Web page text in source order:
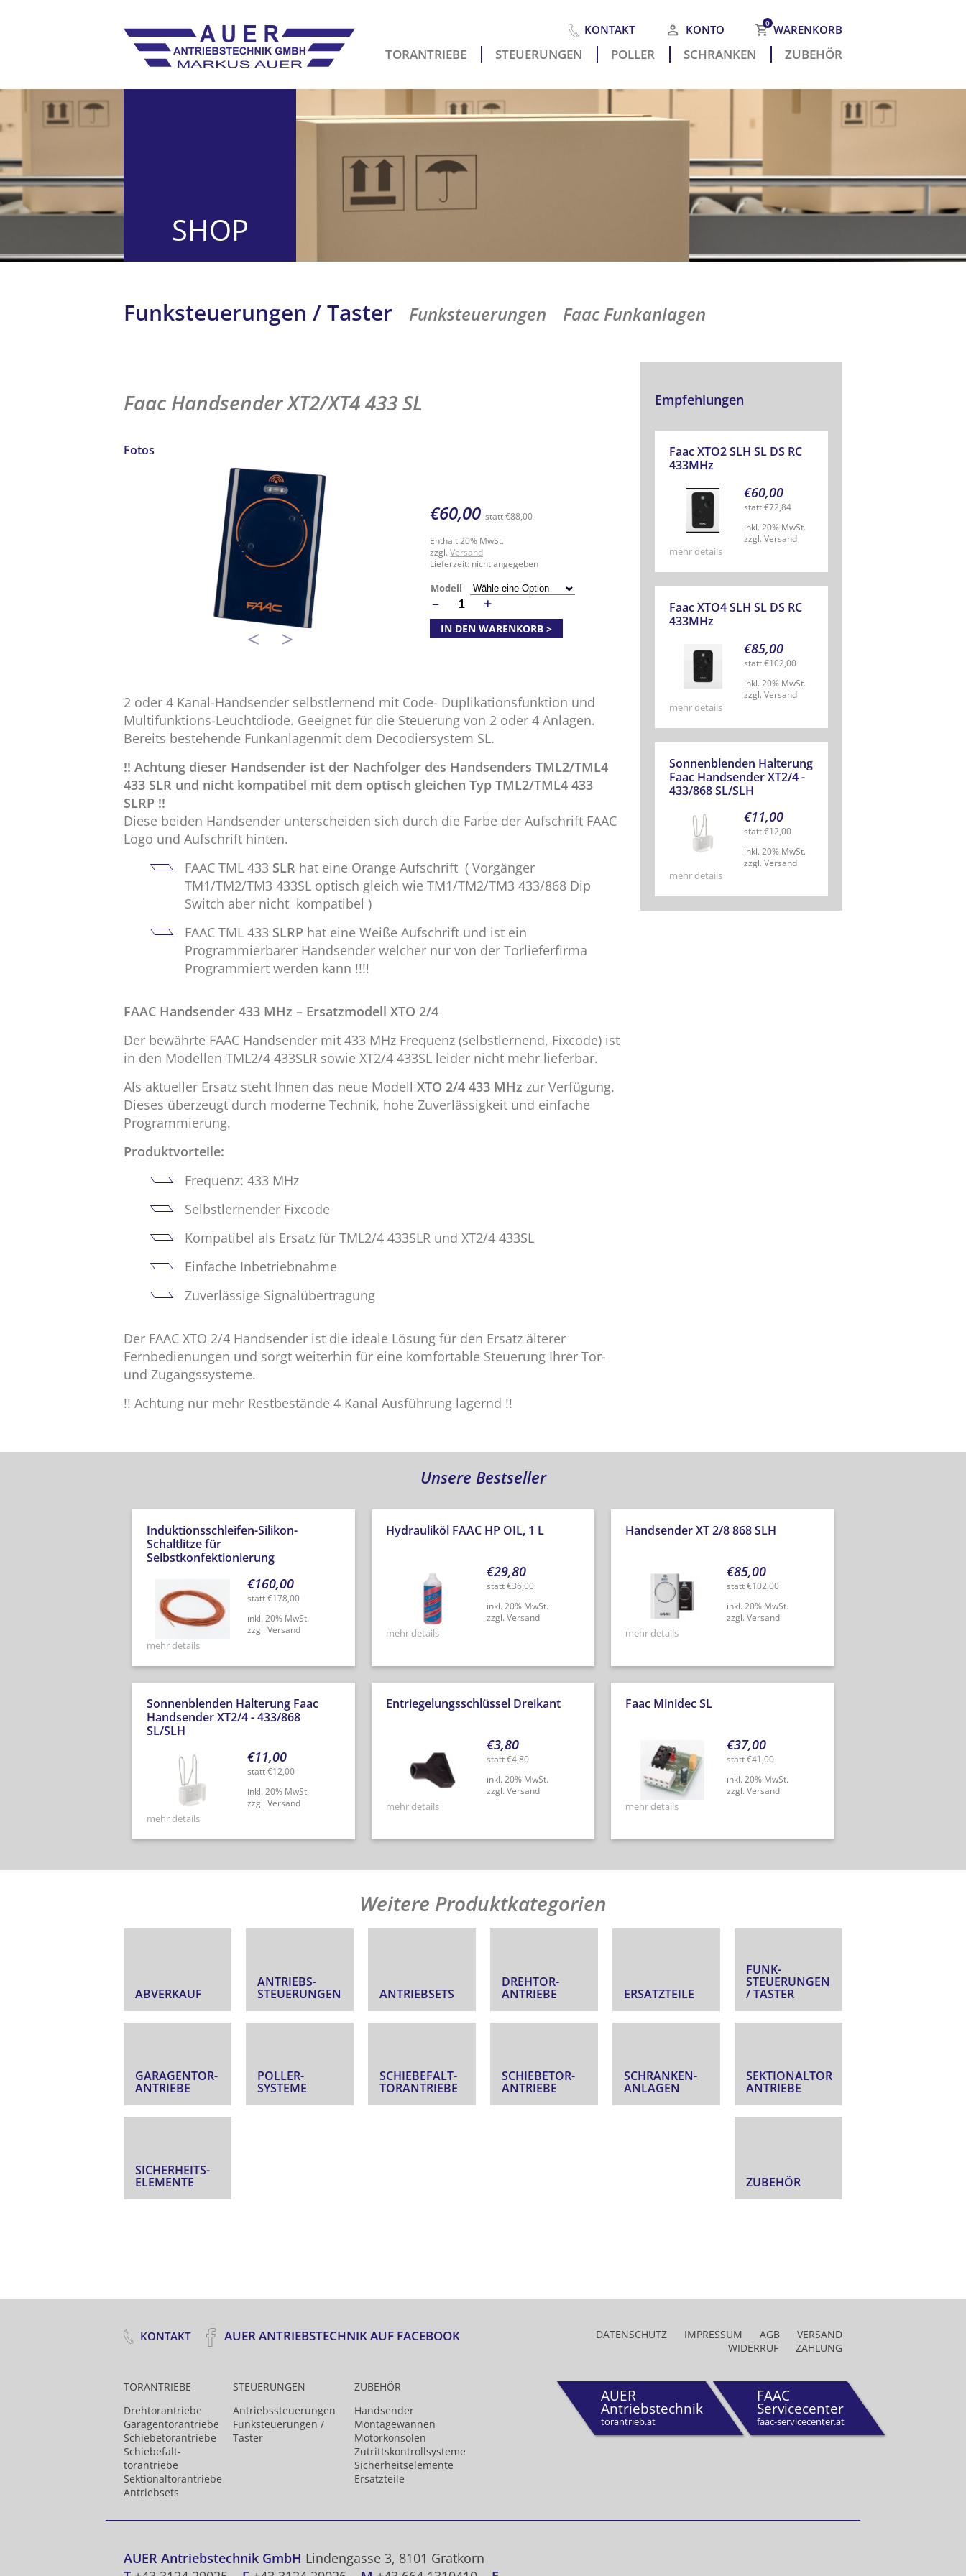
KONTAKT KONTO 0 WARENKORB
Es befinden sich keine Produkte
TORANTRIEBE STEUERUNGEN POLLER­ SCHRANKEN ZUBEHÖR
SHOP
Funk­steuerungen / Taster Funksteuerungen Faac Funkanlagen
Faac Handsender XT2/XT4 433 SL
Fotos
< >
€60,00 statt€88,00
Enthält 20% MwSt.
zzgl.Versand
Lieferzeit: nicht angegeben
Modell
ANZAHL
– +
IN DEN WARENKORB
2 oder 4 Kanal-Handsender selbstlernend mit Code- Duplikationsfunktion und
Multifunktions-Leuchtdiode. Geeignet für die Steuerung von 2 oder 4 Anlagen.
Bereits bestehende Funkanlagenmit dem Decodiersystem SL.
!! Achtung dieser Handsender ist der Nachfolger des Handsenders TML2/TML4
433 SLR und nicht kompatibel mit dem optisch gleichen Typ TML2/TML4 433
SLRP !!
Diese beiden Handsender unterscheiden sich durch die Farbe der Aufschrift FAAC
Logo und Aufschrift hinten.
FAAC TML 433 SLR hat eine Orange Aufschrift ( Vorgänger
TM1/TM2/TM3 433SL optisch gleich wie TM1/TM2/TM3 433/868 Dip
Switch aber nicht kompatibel )
FAAC TML 433 SLRP hat eine Weiße Aufschrift und ist ein
Programmierbarer Handsender welcher nur von der Torlieferfirma
Programmiert werden kann !!!!
FAAC Handsender 433 MHz – Ersatzmodell XTO 2/4
Der bewährte FAAC Handsender mit 433 MHz Frequenz (selbstlernend, Fixcode) ist
in den Modellen TML2/4 433SLR sowie XT2/4 433SL leider nicht mehr lieferbar.
Als aktueller Ersatz steht Ihnen das neue Modell XTO 2/4 433 MHz zur Verfügung.
Dieses überzeugt durch moderne Technik, hohe Zuverlässigkeit und einfache
Programmierung.
Produktvorteile:
Frequenz: 433 MHz
Selbstlernender Fixcode
Kompatibel als Ersatz für TML2/4 433SLR und XT2/4 433SL
Einfache Inbetriebnahme
Zuverlässige Signalübertragung
Der FAAC XTO 2/4 Handsender ist die ideale Lösung für den Ersatz älterer
Fernbedienungen und sorgt weiterhin für eine komfortable Steuerung Ihrer Tor-
und Zugangssysteme.
!! Achtung nur mehr Restbestände 4 Kanal Ausführung lagernd !!
Empfehlungen
Faac XTO2 SLH SL DS RC
433MHz
€60,00
statt€72,84
inkl. 20% MwSt.
zzgl. Versand
mehr details
Faac XTO4 SLH SL DS RC
433MHz
€85,00
statt€102,00
inkl. 20% MwSt.
zzgl. Versand
mehr details
Sonnenblenden Halterung
Faac Handsender XT2/4 -
433/868 SL/SLH
€11,00
statt€12,00
inkl. 20% MwSt.
zzgl. Versand
mehr details
Unsere Bestseller
Induktionsschleifen-Silikon-
Schaltlitze für
Selbstkonfektionierung
€160,00
statt€178,00
inkl. 20% MwSt.
zzgl. Versand
mehr details
Hydrauliköl FAAC HP OIL, 1 L
€29,80
statt€36,00
inkl. 20% MwSt.
zzgl. Versand
mehr details
Handsender XT 2/8 868 SLH
€85,00
statt€102,00
inkl. 20% MwSt.
zzgl. Versand
mehr details
Sonnenblenden Halterung Faac
Handsender XT2/4 - 433/868
SL/SLH
€11,00
statt€12,00
inkl. 20% MwSt.
zzgl. Versand
mehr details
Entriegelungsschlüssel Dreikant
€3,80
statt€4,80
inkl. 20% MwSt.
zzgl. Versand
mehr details
Faac Minidec SL
€37,00
statt€41,00
inkl. 20% MwSt.
zzgl. Versand
mehr details
Weitere Produktkategorien
ABVERKAUF
ANTRIEBS­
STEUERUNGEN ANTRIEBSETS
DREHTOR­
ANTRIEBE ERSATZTEILE
FUNK­
STEUERUNGEN
/ TASTER
GARAGENTOR­
ANTRIEBE
POLLER­
SYSTEME
SCHIEBEFALT­
TORANTRIEBE
SCHIEBETOR­
ANTRIEBE
SCHRANKEN­
ANLAGEN
SEKTIONALTOR
ANTRIEBE
SICHERHEITS­
ELEMENTE ZUBEHÖR
KONTAKT AUER ANTRIEBSTECHNIK AUF FACEBOOK DATENSCHUTZ IMPRESSUM AGB
VERSAND
WIDERRUF
ZAHLUNG
TORANTRIEBE
Drehtor­antriebe
Garagentorantriebe
Schiebetorantriebe
Schiebefalt­
torantriebe
Sektionaltorantriebe
Antriebsets
STEUERUNGEN
Antriebs­steuerungen
Funk­steuerungen /
Taster
ZUBEHÖR
Handsender
Montagewannen
Motorkonsolen
Zutrittskontrollsysteme
Sicherheits­elemente
Ersatzteile
AUER
Antriebstechnik
torantrieb.at
FAAC
Servicecenter
faac-servicecenter.at
AUER Antriebstechnik GmbH Lindengasse 3, 8101 Gratkorn